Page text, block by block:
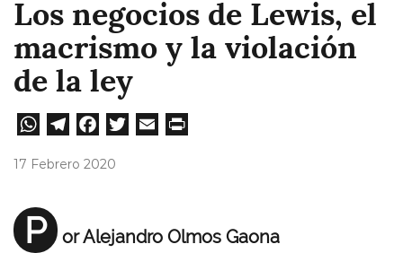
Los negocios de Lewis, el
macrismo y la violación
de la ley
W
A
pp
Te
m
Fa
17 Febrero 2020
P or Alejandro Olmos Gaona